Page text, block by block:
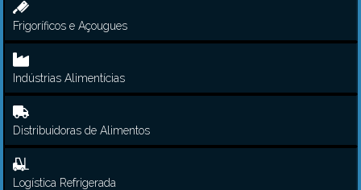
Frigoríficos e Açougues
Indústrias Alimentícias
Distribuidoras de Alimentos
Logística Refrigerada